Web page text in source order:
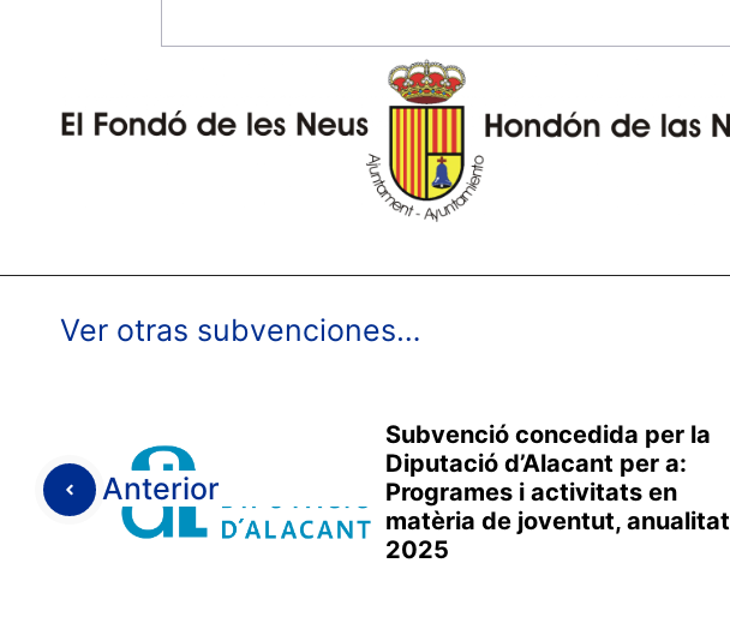
Ver otras subvenciones…
Anterior
Subvenció concedida per la
Diputació d’Alacant per a:
Programes i activitats en
matèria de joventut, anualitat
2025